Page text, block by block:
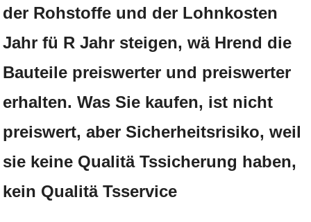
der Rohstoffe und der Lohnkosten
Jahr fü R Jahr steigen, wä Hrend die
Bauteile preiswerter und preiswerter
erhalten. Was Sie kaufen, ist nicht
preiswert, aber Sicherheitsrisiko, weil
sie keine Qualitä Tssicherung haben,
kein Qualitä Tsservice